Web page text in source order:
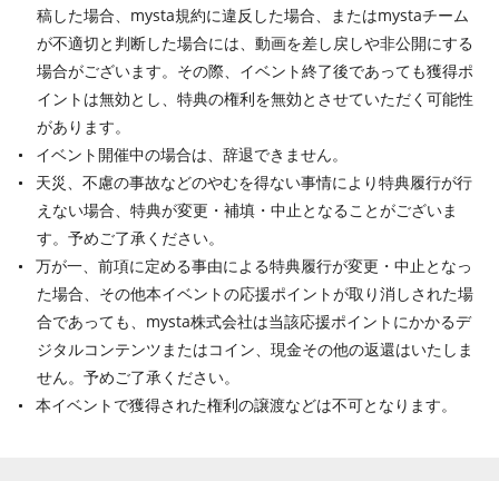
稿した場合、mysta規約に違反した場合、またはmystaチーム
が不適切と判断した場合には、動画を差し戻しや非公開にする
場合がございます。その際、イベント終了後であっても獲得ポ
イントは無効とし、特典の権利を無効とさせていただく可能性
があります。
イベント開催中の場合は、辞退できません。
天災、不慮の事故などのやむを得ない事情により特典履行が行
えない場合、特典が変更・補填・中止となることがございま
す。予めご了承ください。
万が一、前項に定める事由による特典履行が変更・中止となっ
た場合、その他本イベントの応援ポイントが取り消しされた場
合であっても、mysta株式会社は当該応援ポイントにかかるデ
ジタルコンテンツまたはコイン、現金その他の返還はいたしま
せん。予めご了承ください。
本イベントで獲得された権利の譲渡などは不可となります。